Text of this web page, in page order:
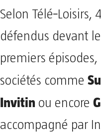
Selon Télé‑Loisirs,
défendus devant
premiers
sociétés comme
Invitin ou encore
accompagné par